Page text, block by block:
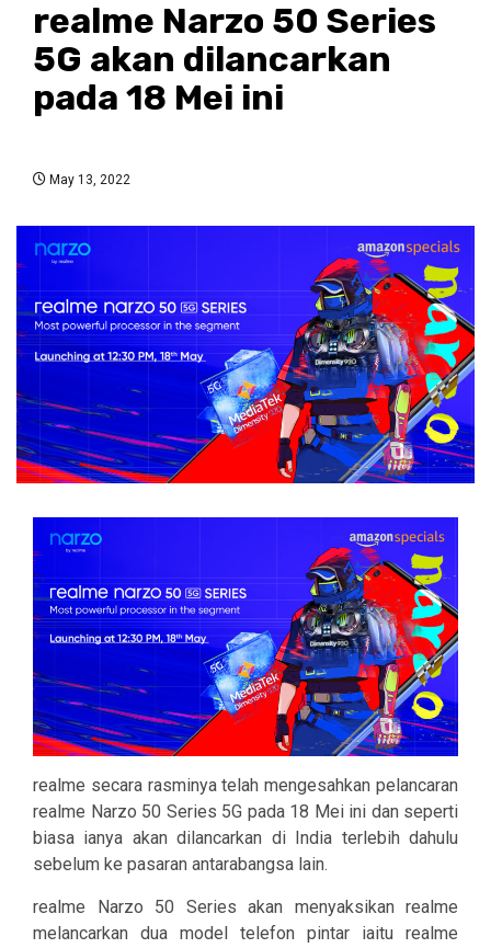
realme Narzo 50 Series
5G akan dilancarkan
pada 18 Mei ini
May 13, 2022
realme secara rasminya telah mengesahkan pelancaran
realme Narzo 50 Series 5G pada 18 Mei ini dan seperti
biasa ianya akan dilancarkan di India terlebih dahulu
sebelum ke pasaran antarabangsa lain.
realme Narzo 50 Series akan menyaksikan realme
melancarkan dua model telefon pintar iaitu realme